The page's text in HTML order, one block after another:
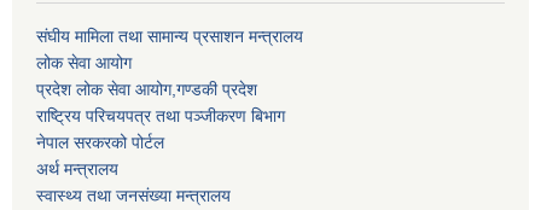
संघीय मामिला तथा सामान्य प्रसाशन मन्त्रालय
लोक सेवा आयोग
प्रदेश लोक सेवा आयोग,गण्डकी प्रदेश
राष्ट्रिय परिचयपत्र तथा पञ्जीकरण बिभाग
नेपाल सरकरको पोर्टल
अर्थ मन्त्रालय
स्वास्थ्य तथा जनसंख्या मन्त्रालय